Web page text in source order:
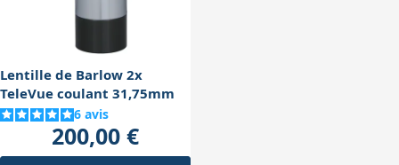
de prévoir environ 45 minutes à 1 heure avant
seul utilisateur.
Lentille de Barlow 2x
TeleVue coulant 31,75mm
6 avis
200,00 €